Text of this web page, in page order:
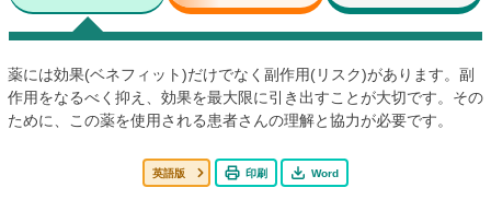
薬には効果(ベネフィット)だけでなく副作用(リスク)があります。副
作用をなるべく抑え、効果を最大限に引き出すことが大切です。その
ために、この薬を使用される患者さんの理解と協力が必要です。
英語版 印刷 Word